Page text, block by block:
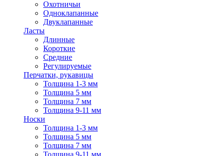
Охотничьи
Одноклапанные
Двуклапанные
Ласты
Длинные
Короткие
Средние
Регулируемые
Перчатки, рукавицы
Толщина 1-3 мм
Толщина 5 мм
Толщина 7 мм
Толщина 9-11 мм
Носки
Толщина 1-3 мм
Толщина 5 мм
Толщина 7 мм
Толщина 9-11 мм